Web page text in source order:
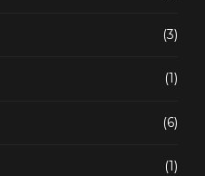
(3)
(1)
(6)
(1)